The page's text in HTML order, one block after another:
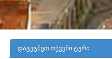
დაგეგმეთ თქვენი ტური